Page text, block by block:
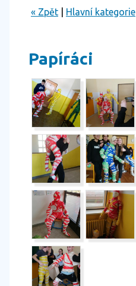
« Zpět Hlavní kategorie
Papíráci